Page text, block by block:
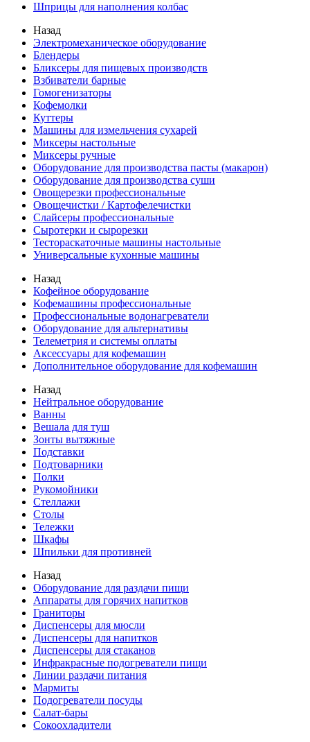
Шприцы для наполнения колбас
Назад
Электромеханическое оборудование
Блендеры
Бликсеры для пищевых производств
Взбиватели барные
Гомогенизаторы
Кофемолки
Куттеры
Машины для измельчения сухарей
Миксеры настольные
Миксеры ручные
Оборудование для производства пасты (макарон)
Оборудование для производства суши
Овощерезки профессиональные
Овощечистки / Картофелечистки
Слайсеры профессиональные
Сыротерки и сырорезки
Тестораскаточные машины настольные
Универсальные кухонные машины
Назад
Кофейное оборудование
Кофемашины профессиональные
Профессиональные водонагреватели
Оборудование для альтернативы
Телеметрия и системы оплаты
Аксессуары для кофемашин
Дополнительное оборудование для кофемашин
Назад
Нейтральное оборудование
Ванны
Вешала для туш
Зонты вытяжные
Подставки
Подтоварники
Полки
Рукомойники
Стеллажи
Столы
Тележки
Шкафы
Шпильки для противней
Назад
Оборудование для раздачи пищи
Аппараты для горячих напитков
Граниторы
Диспенсеры для мюсли
Диспенсеры для напитков
Диспенсеры для стаканов
Инфракрасные подогреватели пищи
Линии раздачи питания
Мармиты
Подогреватели посуды
Салат-бары
Сокоохладители